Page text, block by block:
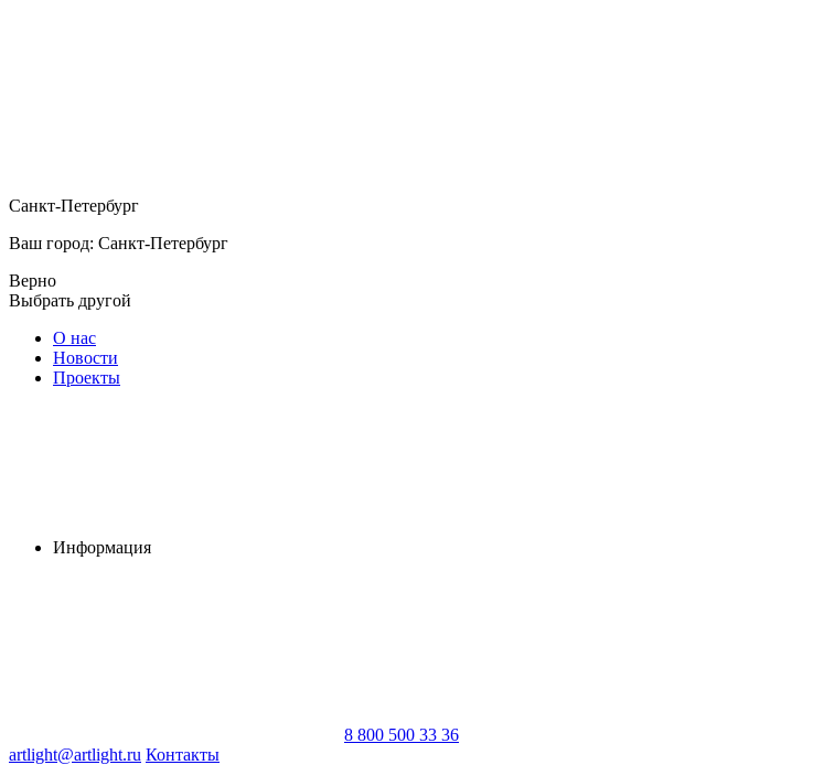
Санкт-Петербург
Ваш город: Санкт-Петербург
Верно
Выбрать другой
О нас
Новости
Проекты
Информация
8 800 500 33 36
artlight@artlight.ru Контакты